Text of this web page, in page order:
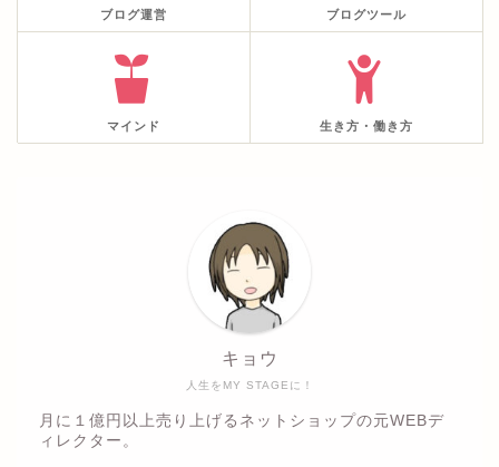
ブログ運営 ブログツール
マインド 生き方・働き方
人生をMY STAGEに！
キョウ
月に１億円以上売り上げるネットショップの元WEBデ
ィレクター。